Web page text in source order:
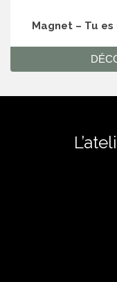
Magnet – Tu